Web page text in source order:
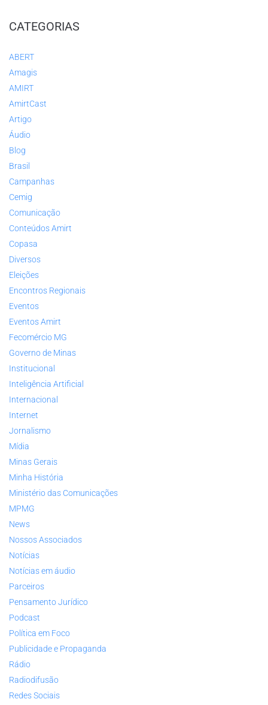
CATEGORIAS
ABERT
Amagis
AMIRT
AmirtCast
Artigo
Áudio
Blog
Brasil
Campanhas
Cemig
Comunicação
Conteúdos Amirt
Copasa
Diversos
Eleições
Encontros Regionais
Eventos
Eventos Amirt
Fecomércio MG
Governo de Minas
Institucional
Inteligência Artificial
Internacional
Internet
Jornalismo
Mídia
Minas Gerais
Minha História
Ministério das Comunicações
MPMG
News
Nossos Associados
Notícias
Notícias em áudio
Parceiros
Pensamento Jurídico
Podcast
Política em Foco
Publicidade e Propaganda
Rádio
Radiodifusão
Redes Sociais